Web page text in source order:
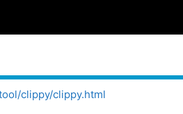
clippy/clippy.html